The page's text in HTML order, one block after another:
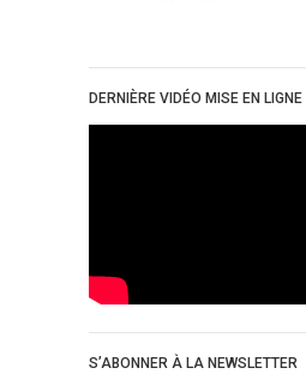
DERNIÈRE VIDÉO MISE EN LIGNE
S’ABONNER À LA NEWSLETTER